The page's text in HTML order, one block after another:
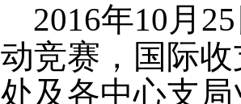
2016年10月 25
动竞赛，国际
处及各中心支